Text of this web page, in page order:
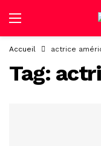
Accueil actrice
Tag: